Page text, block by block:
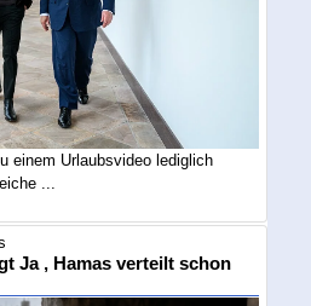
einem Urlaubsvideo lediglich
...
Ja , Hamas verteilt schon